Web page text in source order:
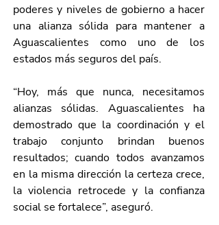
poderes y niveles de gobierno a hacer
una alianza sólida para mantener a
Aguascalientes como uno de los
estados más seguros del país.
“Hoy, más que nunca, necesitamos
alianzas sólidas. Aguascalientes ha
demostrado que la coordinación y el
trabajo conjunto brindan buenos
resultados; cuando todos avanzamos
en la misma dirección la certeza crece,
la violencia retrocede y la confianza
social se fortalece”, aseguró.